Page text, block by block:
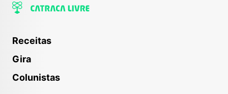
Receitas
Gira
Colunistas